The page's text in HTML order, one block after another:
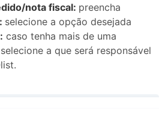
nota fiscal: preencha
selecione a opção desejada
caso tenha mais de uma
a que será responsável